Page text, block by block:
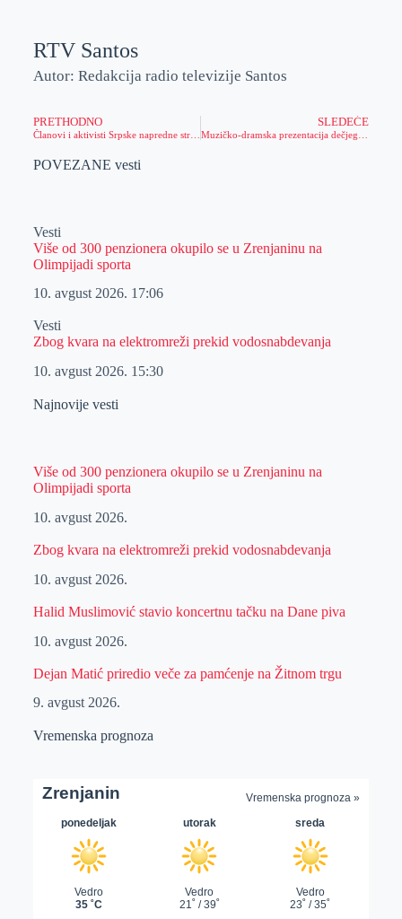
RTV Santos
Autor: Redakcija radio televizije Santos
PRETHODNO
Članovi i aktivisti Srpske napredne stranke u Žitištu okupili su se uz poruku „Srbija pobeđuje“
SLEDEĆE
POVEZANE vesti
Vesti
Više od 300 penzionera okupilo se u Zrenjaninu na
Olimpijadi sporta
10. avgust 2026. 17:06
Vesti
Zbog kvara na elektromreži prekid vodosnabdevanja
10. avgust 2026. 15:30
Najnovije vesti
Više od 300 penzionera okupilo se u Zrenjaninu na
Olimpijadi sporta
10. avgust 2026.
Zbog kvara na elektromreži prekid vodosnabdevanja
10. avgust 2026.
Halid Muslimović stavio koncertnu tačku na Dane piva
10. avgust 2026.
Dejan Matić priredio veče za pamćenje na Žitnom trgu
9. avgust 2026.
Vremenska prognoza